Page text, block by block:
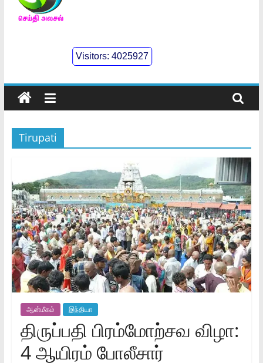
செய்திஅலசல்
Seidhialasal
Tamil
Online
NewsPaper
Visitors:4025927
Tirupati
ஆன்மீகம் இந்தியா
திருப்பதி பிரம்மோற்சவ விழா:
4 ஆயிரம் போலீசார்